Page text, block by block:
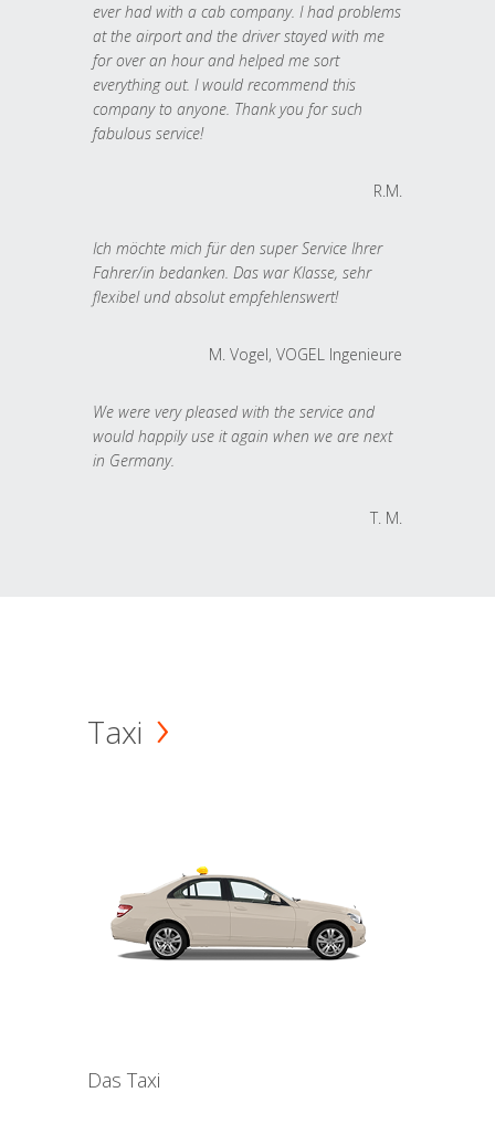
ever had with a cab company. I had problems
at the airport and the driver stayed with me
for over an hour and helped me sort
everything out. I would recommend this
company to anyone. Thank you for such
fabulous service!
R.M.
Ich möchte mich für den super Service Ihrer
Fahrer/in bedanken. Das war Klasse, sehr
flexibel und absolut empfehlenswert!
M. Vogel, VOGEL Ingenieure
We were very pleased with the service and
would happily use it again when we are next
in Germany.
T. M.
Taxi
Das Taxi